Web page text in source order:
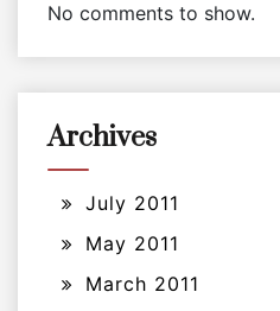
No comments to show.
Archives
July 2011
May 2011
March 2011